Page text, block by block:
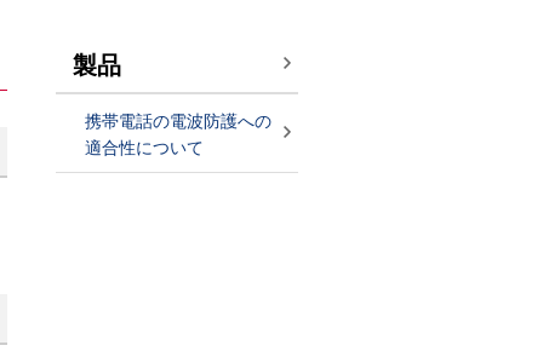
製品
携帯電話の電波防護への
適合性について